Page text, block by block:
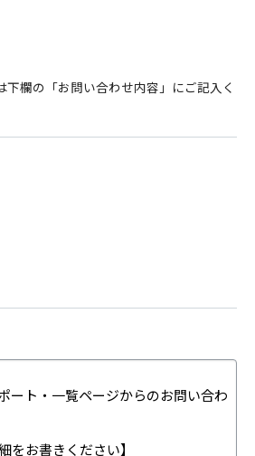
下欄の「お問い合わせ内容」にご記入く